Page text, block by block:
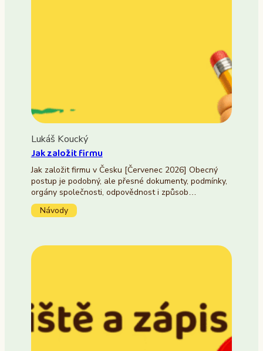
Lukáš Koucký
Jak založit firmu
Jak založit firmu v Česku [Červenec 2026] Obecný
postup je podobný, ale přesné dokumenty, podmínky,
orgány společnosti, odpovědnost i způsob…
Návody